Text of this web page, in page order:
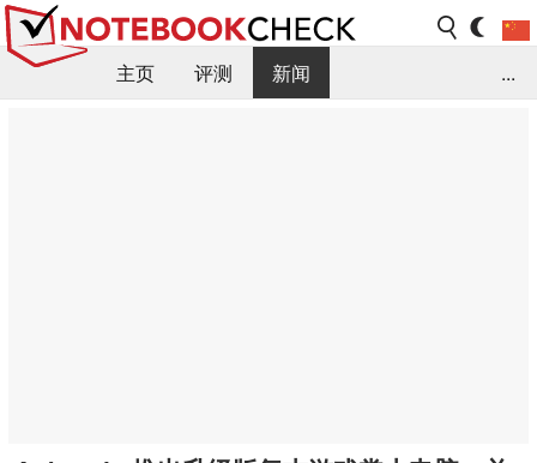
主页 评测
新闻
...